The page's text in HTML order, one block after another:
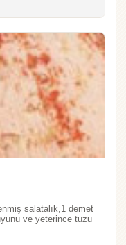
salatalık,1 demet
ve yeterince tuzu